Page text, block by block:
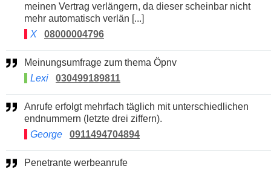
meinen Vertrag verlängern, da dieser scheinbar nicht
mehr automatisch verlän [...]
X
08000004796
Meinungsumfrage zum thema Öpnv
Lexi
030499189811
Anrufe erfolgt mehrfach täglich mit unterschiedlichen
endnummern (letzte drei ziffern).
George
0911494704894
Penetrante werbeanrufe